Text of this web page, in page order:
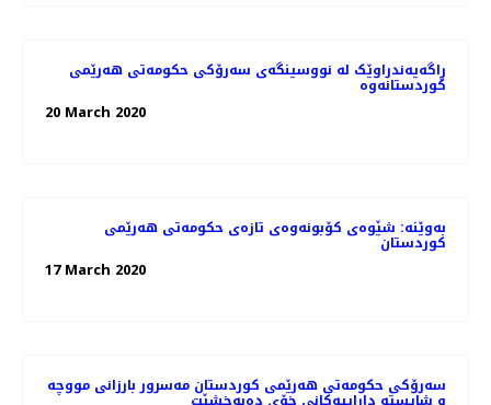
ڕاگەیەندراوێک لە نووسینگەی سەرۆکی حکومەتی هەرێمی
کوردستانەوە
20 March 2020
بەوێنە: شێوەی کۆبونەوەی تازەی حکومەتی هەرێمی
کوردستان
17 March 2020
سەرۆکی حکومەتی هەرێمی کوردستان مەسرور بارزانی مووچە